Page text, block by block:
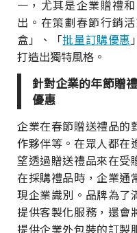
一，尤其是企業贈禮
出。在策劃春節行銷
盒」、「批量訂購優惠
打造出獨特風格。
針對企業的年節贈
優惠
企業在春節贈送禮品的
作夥伴等。在眾人都在
望透過贈送禮品來在受
在採購禮品時，企業通
現企業識別。品牌為了
提供客製化服務，還會
提供企業外包裝的訂製